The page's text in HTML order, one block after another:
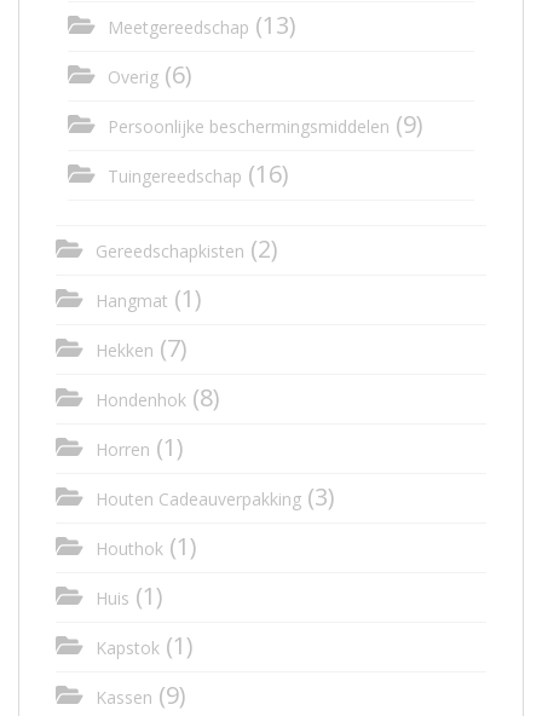
Meetgereedschap (13)
Overig (6)
Persoonlijke beschermingsmiddelen (9)
Tuingereedschap (16)
Gereedschapkisten (2)
Hangmat (1)
Hekken (7)
Hondenhok (8)
Horren (1)
Houten Cadeauverpakking (3)
Houthok (1)
Huis (1)
Kapstok (1)
Kassen (9)